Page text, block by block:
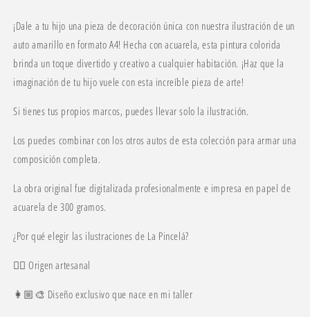
¡Dale a tu hijo una pieza de decoración única con nuestra ilustración de un
auto amarillo en formato A4! Hecha con acuarela, esta pintura colorida
brinda un toque divertido y creativo a cualquier habitación. ¡Haz que la
imaginación de tu hijo vuele con esta increíble pieza de arte!
Si tienes tus propios marcos, puedes llevar solo la ilustración.
Los puedes combinar con los otros autos de esta colección para armar una
composición completa.
La obra original fue digitalizada profesionalmente e impresa en papel de
acuarela de 300 gramos.
¿Por qué elegir las ilustraciones de La Pincelá?
✍🏼 Origen artesanal
👩🏼🎨 Diseño exclusivo que nace en mi taller